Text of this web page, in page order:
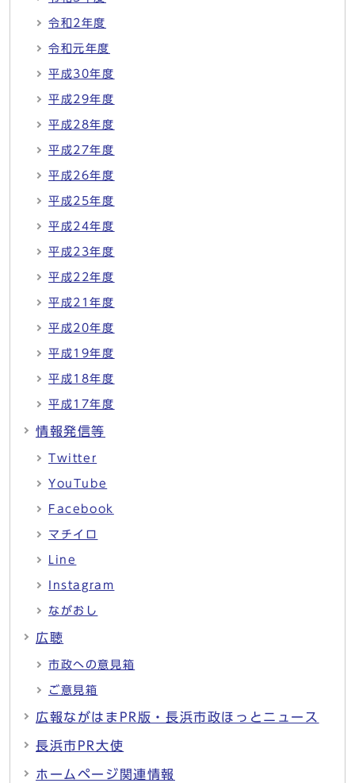
令和2年度
令和元年度
平成30年度
平成29年度
平成28年度
平成27年度
平成26年度
平成25年度
平成24年度
平成23年度
平成22年度
平成21年度
平成20年度
平成19年度
平成18年度
平成17年度
情報発信等
Twitter
YouTube
Facebook
マチイロ
Line
Instagram
ながおし
広聴
市政への意見箱
ご意見箱
広報ながはまPR版・長浜市政ほっとニュース
長浜市PR大使
ホームページ関連情報